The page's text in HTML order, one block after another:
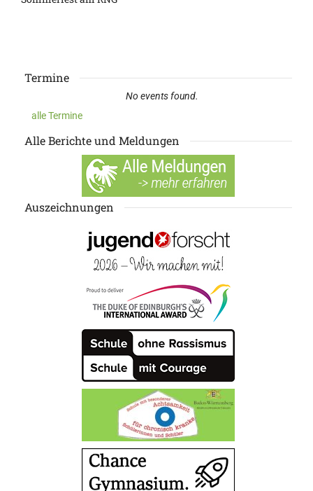
Termine
No events found.
alle Termine
Alle Berichte und Meldungen
Auszeichnungen